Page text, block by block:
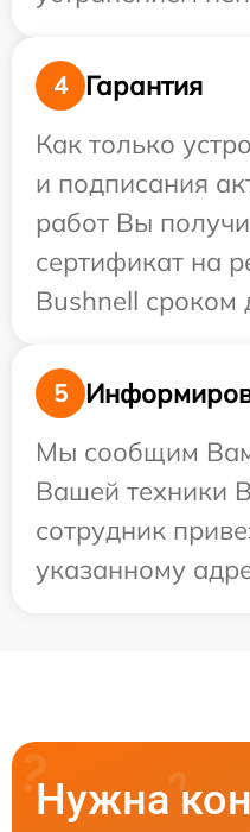
4
Гарантия
Как только
и подписания
работ Вы
сертификат на
Bushnell сроком
5
Мы сообщим Вам
Вашей техники
сотрудник
указанному
Нужна